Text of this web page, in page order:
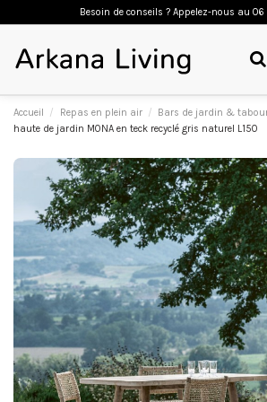
Besoin de conseils ? Appelez-nous au 06
Accueil Repas en plein air Bars de jardin &
haute de jardin MONA en teck recyclé gris naturel L150